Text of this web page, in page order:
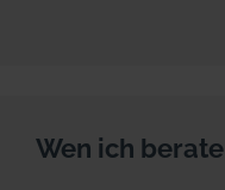
Wen ich berate